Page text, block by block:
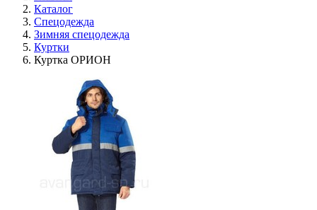
Каталог
Спецодежда
Зимняя спецодежда
Куртки
Куртка ОРИОН